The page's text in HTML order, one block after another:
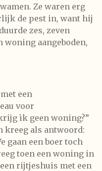
Ze waren erg
de pest in, want hij
zes, zeven
woning aangeboden,
een
voor
ìk geen woning?”
kreeg als antwoord:
gaan een boer toch
toen een woning in
rijtjeshuis met een